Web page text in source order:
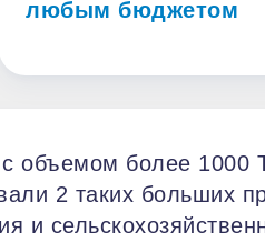
любым бюджетом
объемом более 1000
2 таких больших
и